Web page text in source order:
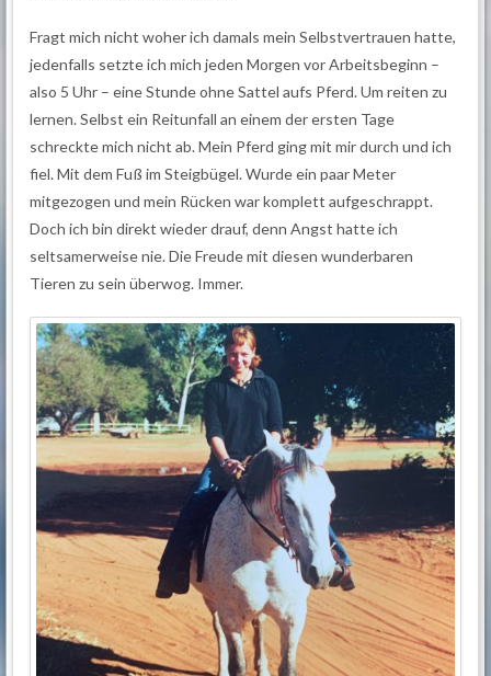
Fragt mich nicht woher ich damals mein Selbstvertrauen hatte,
jedenfalls setzte ich mich jeden Morgen vor Arbeitsbeginn –
also 5 Uhr – eine Stunde ohne Sattel aufs Pferd. Um reiten zu
lernen. Selbst ein Reitunfall an einem der ersten Tage
schreckte mich nicht ab. Mein Pferd ging mit mir durch und ich
fiel. Mit dem Fuß im Steigbügel. Wurde ein paar Meter
mitgezogen und mein Rücken war komplett aufgeschrappt.
Doch ich bin direkt wieder drauf, denn Angst hatte ich
seltsamerweise nie. Die Freude mit diesen wunderbaren
Tieren zu sein überwog. Immer.